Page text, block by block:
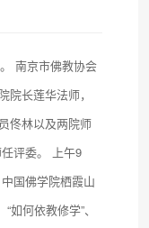
南京市佛教协会
长莲华法师，
佟林以及两院师
评委。 上午9
国佛学院栖霞山
何依教修学”、